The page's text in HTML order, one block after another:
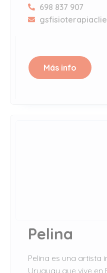
698 837 907
Más info
Pelina
Pelina es una artista
Uruguay que vive en